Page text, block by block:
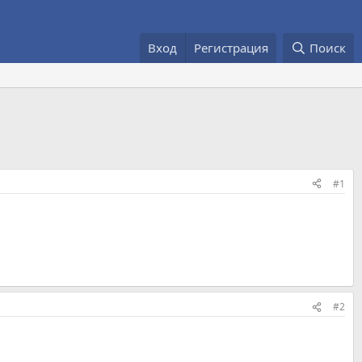
Вход Регистрация Поиск
#1
#2